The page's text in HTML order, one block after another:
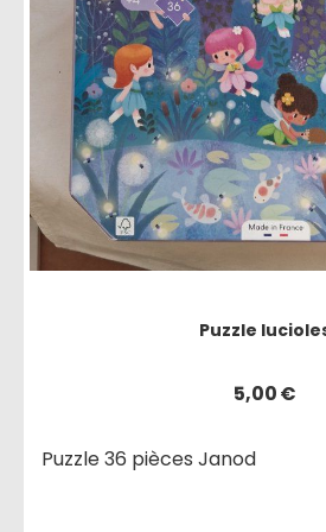
Puzzle
5,00€
Puzzle 36 pièces Janod